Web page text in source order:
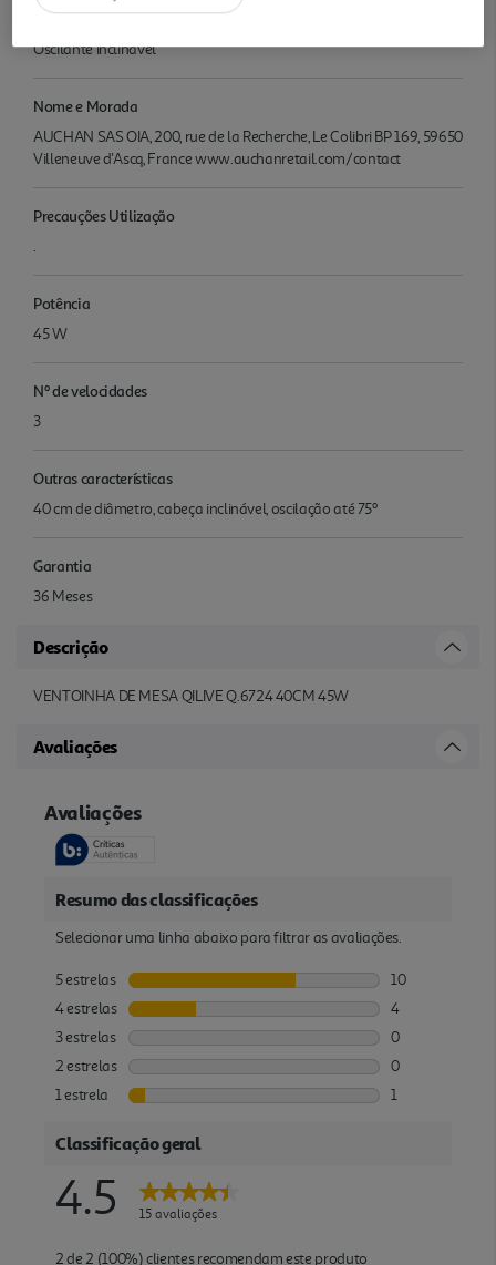
Oscilante Inclinável
Nome e Morada
AUCHAN SAS OIA, 200, rue de la Recherche, Le Colibri BP 169, 59650
Villeneuve d'Ascq, France www.auchanretail.com/contact
Precauções Utilização
.
Potência
45 W
Nº de velocidades
3
Outras características
40 cm de diâmetro, cabeça inclinável, oscilação até 75º
Garantia
36 Meses
Descrição
VENTOINHA DE MESA QILIVE Q.6724 40CM 45W
Avaliações